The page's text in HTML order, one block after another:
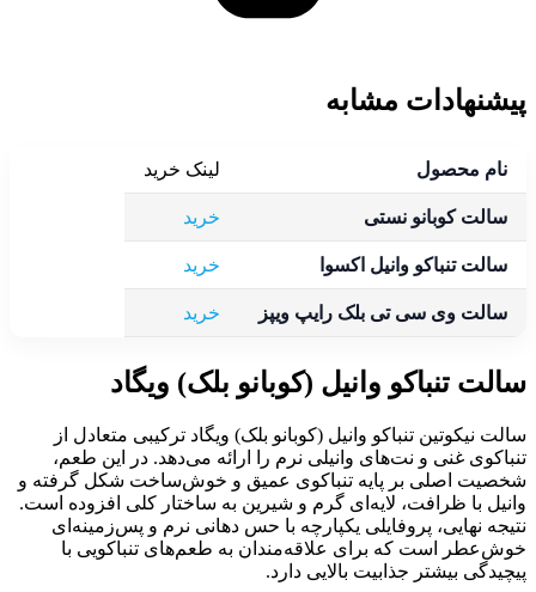
پیشنهادات مشابه
نام محصول لینک خرید
سالت کوبانو نستی خرید
سالت تنباکو وانیل اکسوا خرید
سالت وی سی تی بلک رایپ ویپز خرید
سالت تنباکو وانیل (کوبانو بلک) ویگاد
سالت نیکوتین تنباکو وانیل (کوبانو بلک) ویگاد ترکیبی متعادل از
تنباکوی غنی و نت‌های وانیلی نرم را ارائه می‌دهد. در این طعم،
شخصیت اصلی بر پایه تنباکوی عمیق و خوش‌ساخت شکل گرفته و
وانیل با ظرافت، لایه‌ای گرم و شیرین به ساختار کلی افزوده است.
نتیجه نهایی، پروفایلی یکپارچه با حس دهانی نرم و پس‌زمینه‌ای
خوش‌عطر است که برای علاقه‌مندان به طعم‌های تنباکویی با
پیچیدگی بیشتر جذابیت بالایی دارد.